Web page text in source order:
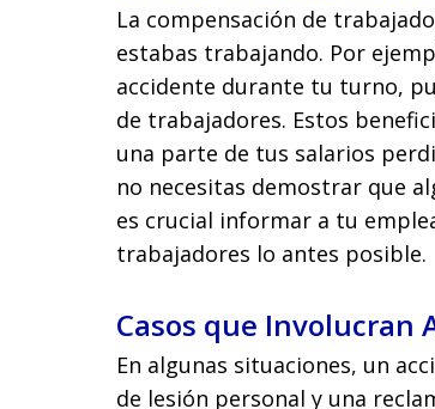
La compensación de
estabas trabajando. Por
accidente durante tu turno,
de trabajadores. Estos
una parte de tus salarios
no necesitas demostrar que
es crucial informar a tu
trabajadores lo antes posible.
Casos que Involucran
En algunas situaciones, un
de lesión personal y una